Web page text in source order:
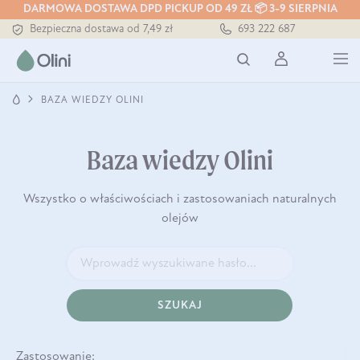
DARMOWA DOSTAWA DPD PICKUP OD 49 ZŁ 📦 3-9 SIERPNIA
Tłoczony zawsze na zimno
Bezpieczna dostawa od 7,49 zł
Darmowa dostawa od 199 zł
Tłoczony zawsze na zimno
693 222 687
BAZA WIEDZY OLINI
Baza wiedzy Olini
Wszystko o właściwościach i zastosowaniach naturalnych
olejów
SZUKAJ
Zastosowanie: